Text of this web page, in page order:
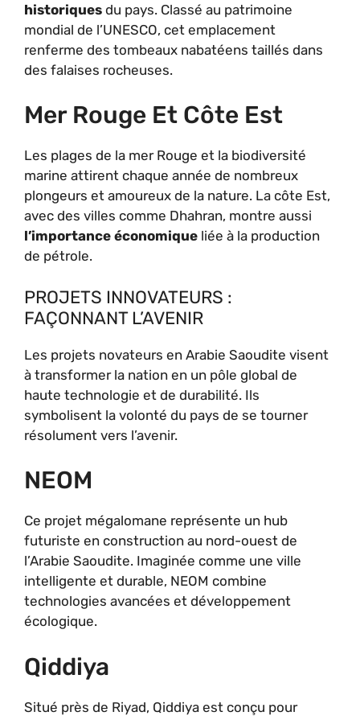
historiques du pays. Classé au patrimoine
mondial de l’UNESCO, cet emplacement
renferme des tombeaux nabatéens taillés dans
des falaises rocheuses.
Mer Rouge Et Côte Est
Les plages de la mer Rouge et la biodiversité
marine attirent chaque année de nombreux
plongeurs et amoureux de la nature. La côte Est,
avec des villes comme Dhahran, montre aussi
l’importance économique liée à la production
de pétrole.
PROJETS INNOVATEURS :
FAÇONNANT L’AVENIR
Les projets novateurs en Arabie Saoudite visent
à transformer la nation en un pôle global de
haute technologie et de durabilité. Ils
symbolisent la volonté du pays de se tourner
résolument vers l’avenir.
NEOM
Ce projet mégalomane représente un hub
futuriste en construction au nord-ouest de
l’Arabie Saoudite. Imaginée comme une ville
intelligente et durable, NEOM combine
technologies avancées et développement
écologique.
Qiddiya
Situé près de Riyad, Qiddiya est conçu pour